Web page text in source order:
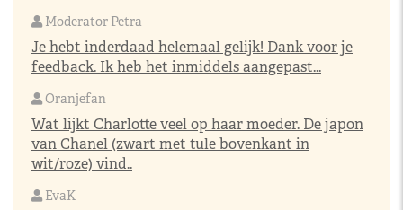
Moderator Petra
Je hebt inderdaad helemaal gelijk! Dank voor je
feedback. Ik heb het inmiddels aangepast...
Oranjefan
Wat lijkt Charlotte veel op haar moeder. De japon
van Chanel (zwart met tule bovenkant in
wit/roze) vind..
EvaK